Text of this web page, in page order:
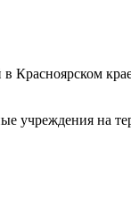
Красноярском
учреждения на